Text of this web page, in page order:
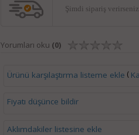
Şimdi sipariş verirseniz
Yorumları oku (0)
Ürünü karşılaştırma listeme ekle (
Fiyatı düşünce bildir
Aklımdakiler listesine ekle